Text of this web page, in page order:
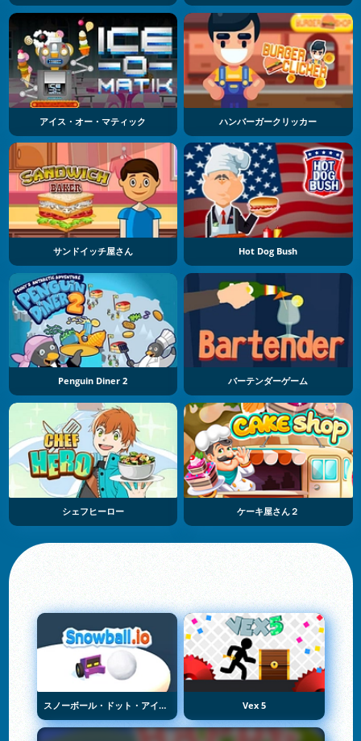
アイス・オー・マティック ハンバーガークリッカー
サンドイッチ屋さん Hot Dog Bush
Penguin Diner 2 バーテンダーゲーム
シェフヒーロー ケーキ屋さん２
スノーボール・ドット・アイオー Vex 5